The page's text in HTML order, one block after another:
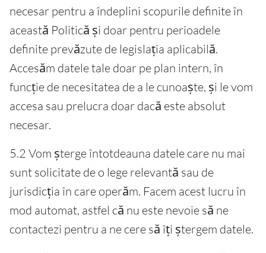
necesar pentru a îndeplini scopurile definite în
această Politică și doar pentru perioadele
definite prevăzute de legislația aplicabilă.
Accesăm datele tale doar pe plan intern, în
funcție de necesitatea de a le cunoaște, și le vom
accesa sau prelucra doar dacă este absolut
necesar.
5.2 Vom șterge întotdeauna datele care nu mai
sunt solicitate de o lege relevantă sau de
jurisdicția în care operăm. Facem acest lucru în
mod automat, astfel că nu este nevoie să ne
contactezi pentru a ne cere să îți ștergem datele.